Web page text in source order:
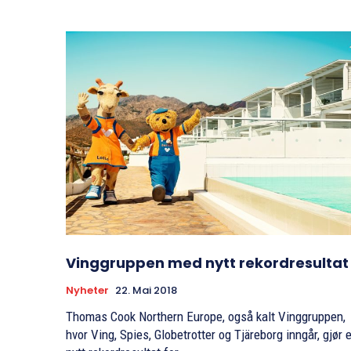
Vinggruppen med nytt rekordresultat
Nyheter 22. Mai 2018
Thomas Cook Northern Europe, også kalt Vinggruppen,
hvor Ving, Spies, Globetrotter og Tjäreborg inngår, gjør